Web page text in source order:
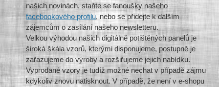
našich novinách, staňte se fanoušky našeho
facebookového profilu, nebo se přidejte k dalším
zájemcům o zasílání našeho newsletteru.
Velkou výhodou našich digitálně potištěných panelů je
široká škála vzorů, kterými disponujeme, postupně je
zařazujeme do výroby a rozšiřujeme jejich nabídku.
Vyprodané vzory je tudíž možné nechat v případě zájmu
kdykoliv znovu natisknout. V případě, že není v e-shopu